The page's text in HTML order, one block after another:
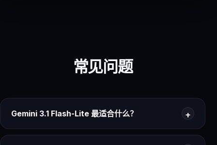
常见问题
Gemini 3.1 Flash-Lite 最适合什么？